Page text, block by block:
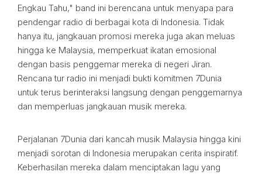
Engkau Tahu," band ini berencana untuk menyapa para
pendengar radio di berbagai kota di Indonesia. Tidak
hanya itu, jangkauan promosi mereka juga akan meluas
hingga ke Malaysia, memperkuat ikatan emosional
dengan basis penggemar mereka di negeri Jiran.
Rencana tur radio ini menjadi bukti komitmen 7Dunia
untuk terus berinteraksi langsung dengan penggemarnya
dan memperluas jangkauan musik mereka.
Perjalanan 7Dunia dari kancah musik Malaysia hingga kini
menjadi sorotan di Indonesia merupakan cerita inspiratif.
Keberhasilan mereka dalam menciptakan lagu yang